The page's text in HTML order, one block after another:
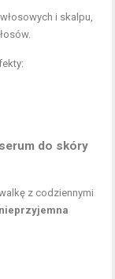
i skalpu,
.
do skóry
z codziennymi
nieprzyjemna